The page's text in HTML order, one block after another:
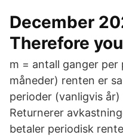
December
Therefore
m = antall ganger per
måneder) renten er
perioder (vanligvis
Returnerer
betaler periodisk